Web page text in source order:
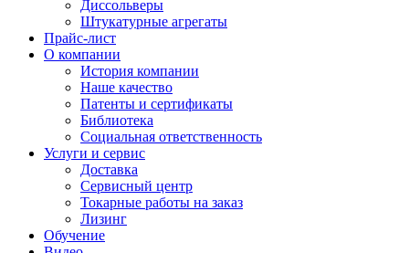
Диссольверы
Штукатурные агрегаты
Прайс-лист
О компании
История компании
Наше качество
Патенты и сертификаты
Библиотека
Социальная ответственность
Услуги и сервис
Доставка
Сервисный центр
Токарные работы на заказ
Лизинг
Обучение